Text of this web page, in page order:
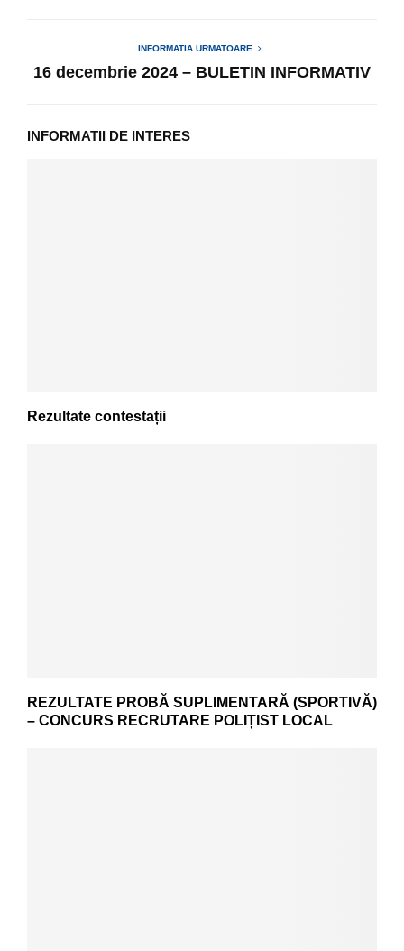
INFORMATIA URMATOARE
16 decembrie 2024 – BULETIN INFORMATIV
INFORMATII DE INTERES
Rezultate contestații
REZULTATE PROBĂ SUPLIMENTARĂ (SPORTIVĂ)
– CONCURS RECRUTARE POLIȚIST LOCAL